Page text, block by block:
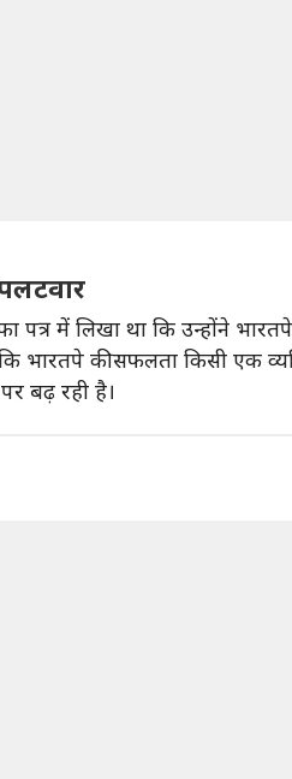
पलटवार
पत्र में लिखा था कि उन्होंने
भारतपे की सफलता किसी एक
बढ़ रही है।